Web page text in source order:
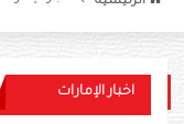
اخبار الإمارات